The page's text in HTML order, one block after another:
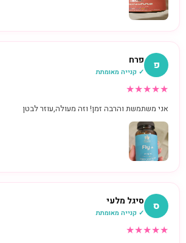
פ פרח
✓ קנייה מאומתת
★
★
★
★
★
אני משתמשת והרבה זמן! וזה מעולה,עוזר לבטן
ס סיגל מלעי
✓ קנייה מאומתת
★
★
★
★
★